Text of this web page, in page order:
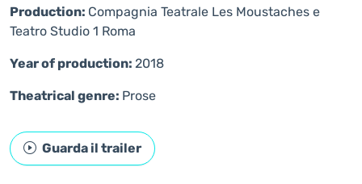
Production: Compagnia Teatrale Les Moustaches e
Teatro Studio 1 Roma
Year of production: 2018
Theatrical genre: Prose
Guarda il trailer